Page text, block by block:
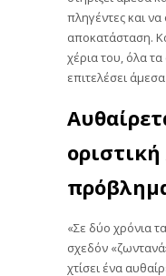
πληγέντες και
αποκατάσταση.
χέρια του, όλα τα
επιτελέσει
«Σε δύο χρόνια
σχεδόν
χτίσει ένα